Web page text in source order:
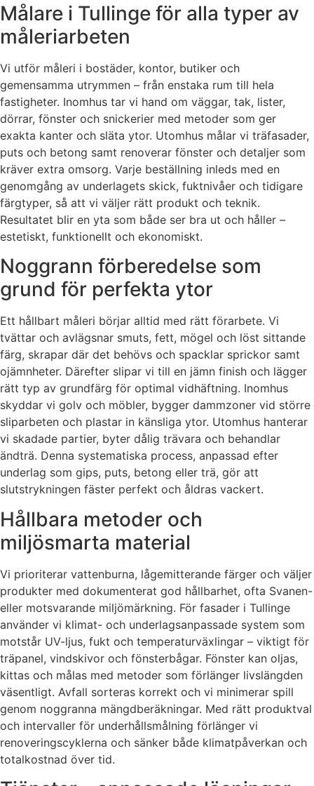
Målare i Tullinge för alla typer av
måleriarbeten
Vi utför måleri i bostäder, kontor, butiker och
gemensamma utrymmen – från enstaka rum till hela
fastigheter. Inomhus tar vi hand om väggar, tak, lister,
dörrar, fönster och snickerier med metoder som ger
exakta kanter och släta ytor. Utomhus målar vi träfasader,
puts och betong samt renoverar fönster och detaljer som
kräver extra omsorg. Varje beställning inleds med en
genomgång av underlagets skick, fuktnivåer och tidigare
färgtyper, så att vi väljer rätt produkt och teknik.
Resultatet blir en yta som både ser bra ut och håller –
estetiskt, funktionellt och ekonomiskt.
Noggrann förberedelse som
grund för perfekta ytor
Ett hållbart måleri börjar alltid med rätt förarbete. Vi
tvättar och avlägsnar smuts, fett, mögel och löst sittande
färg, skrapar där det behövs och spacklar sprickor samt
ojämnheter. Därefter slipar vi till en jämn finish och lägger
rätt typ av grundfärg för optimal vidhäftning. Inomhus
skyddar vi golv och möbler, bygger dammzoner vid större
sliparbeten och plastar in känsliga ytor. Utomhus hanterar
vi skadade partier, byter dålig trävara och behandlar
ändträ. Denna systematiska process, anpassad efter
underlag som gips, puts, betong eller trä, gör att
slutstrykningen fäster perfekt och åldras vackert.
Hållbara metoder och
miljösmarta material
Vi prioriterar vattenburna, lågemitterande färger och väljer
produkter med dokumenterat god hållbarhet, ofta Svanen-
eller motsvarande miljömärkning. För fasader i Tullinge
använder vi klimat- och underlagsanpassade system som
motstår UV-ljus, fukt och temperaturväxlingar – viktigt för
träpanel, vindskivor och fönsterbågar. Fönster kan oljas,
kittas och målas med metoder som förlänger livslängden
väsentligt. Avfall sorteras korrekt och vi minimerar spill
genom noggranna mängdberäkningar. Med rätt produktval
och intervaller för underhållsmålning förlänger vi
renoveringscyklerna och sänker både klimatpåverkan och
totalkostnad över tid.